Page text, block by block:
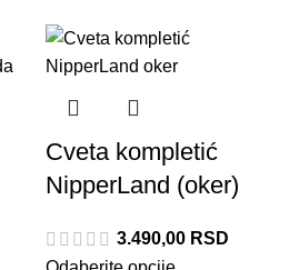
Cveta kompletić
NipperLand (oker)
3.490,00 RSD